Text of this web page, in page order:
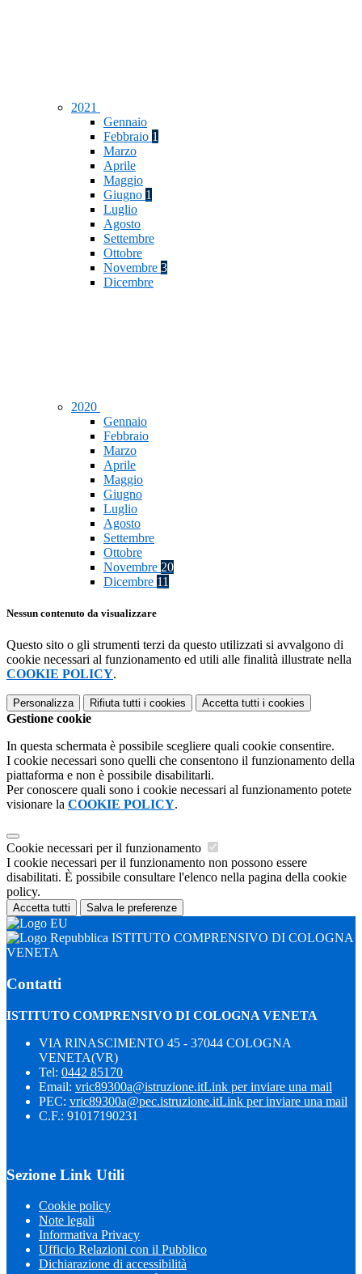
2021
Gennaio
Febbraio 1
Marzo
Aprile
Maggio
Giugno 1
Luglio
Agosto
Settembre
Ottobre
Novembre 3
Dicembre
2020
Gennaio
Febbraio
Marzo
Aprile
Maggio
Giugno
Luglio
Agosto
Settembre
Ottobre
Novembre 20
Dicembre 11
Nessun contenuto da visualizzare
Questo sito o gli strumenti terzi da questo utilizzati si avvalgono di
cookie necessari al funzionamento ed utili alle finalità illustrate nella
COOKIE POLICY.
Personalizza Rifiuta tutti i cookies Accetta tutti i cookies
Gestione cookie
In questa schermata è possibile scegliere quali cookie consentire.
I cookie necessari sono quelli che consentono il funzionamento della
piattaforma e non è possibile disabilitarli.
Per conoscere quali sono i cookie necessari al funzionamento potete
visionare la COOKIE POLICY.
Cookie necessari per il funzionamento
I cookie necessari per il funzionamento non possono essere
disabilitati. È possibile consultare l'elenco nella pagina della cookie
policy.
Accetta tutti Salva le preferenze
ISTITUTO COMPRENSIVO DI COLOGNA
VENETA
Contatti
ISTITUTO COMPRENSIVO DI COLOGNA VENETA
VIA RINASCIMENTO 45 - 37044 COLOGNA
VENETA(VR)
Tel: 0442 85170
Email: vric89300a@istruzione.itLink per inviare una mail
PEC: vric89300a@pec.istruzione.itLink per inviare una mail
C.F.: 91017190231
Sezione Link Utili
Cookie policy
Note legali
Informativa Privacy
Ufficio Relazioni con il Pubblico
Dichiarazione di accessibilità